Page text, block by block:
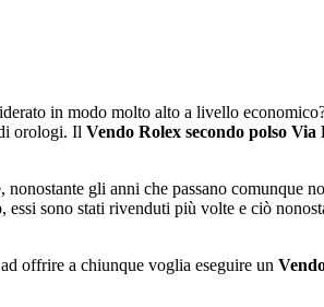
in modo molto alto a livello
orologi. Il Vendo Rolex secondo polso
gli anni che passano comunque
sono stati rivenduti più volte e ciò
offrire a chiunque voglia eseguire un